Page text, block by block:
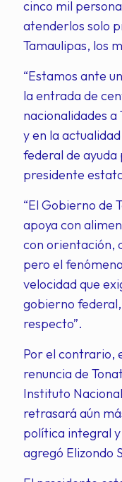
cinco mil
atenderlos solo
Tamaulipas, los
“Estamos ante
la entrada de
nacionalidades
y en la
federal de ayuda
presidente
“El Gobierno de
apoya con
con orientación,
pero el
velocidad que
gobierno
respecto”.
Por el contrario,
renuncia de
Instituto
retrasará aún
política integral
agregó Elizondo